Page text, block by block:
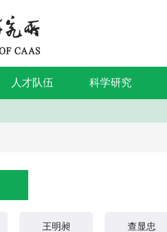
人才队伍 科学研究
王明昶 查显忠